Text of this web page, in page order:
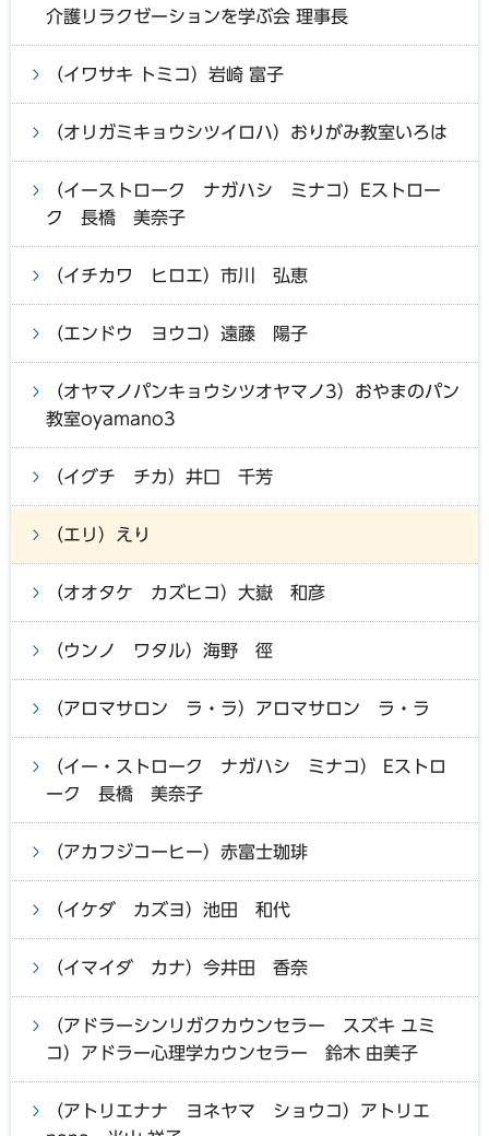
介護リラクゼーションを学ぶ会 理事長
（イワサキ トミコ）岩崎 富子
（オリガミキョウシツイロハ）おりがみ教室いろは
（イーストローク ナガハシ ミナコ）Eストロー
ク 長橋 美奈子
（イチカワ ヒロエ）市川 弘恵
（エンドウ ヨウコ）遠藤 陽子
（オヤマノパンキョウシツオヤマノ3）おやまのパン
教室oyamano3
（イグチ チカ）井口 千芳
（エリ）えり
（オオタケ カズヒコ）大嶽 和彦
（ウンノ ワタル）海野 徑
（アロマサロン ラ・ラ）アロマサロン ラ・ラ
（イー・ストローク ナガハシ ミナコ） Eストロ
ーク 長橋 美奈子
（アカフジコーヒー）赤富士珈琲
（イケダ カズヨ）池田 和代
（イマイダ カナ）今井田 香奈
（アドラーシンリガクカウンセラー スズキ ユミ
コ）アドラー心理学カウンセラー 鈴木 由美子
（アトリエナナ ヨネヤマ ショウコ）アトリエ